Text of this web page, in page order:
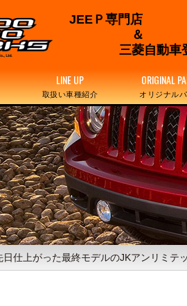
JEEＰ専門店
三菱自動車
LINE UP
取扱い車種紹介
ORIGINAL
オリジナル
日仕上がった最終モデルのJKアンリミテ